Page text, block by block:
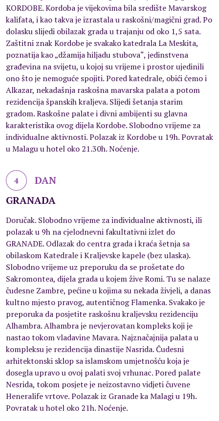
KORDOBE. Kordoba je vijekovima bila središte Mavarskog
kalifata, i kao takva je izrastala u raskošni/magični grad. Po
dolasku slijedi obilazak grada u trajanju od oko 1,5 sata.
Zaštitni znak Kordobe je svakako katedrala La Meskita,
poznatija kao „džamija hiljadu stubova“, jedinstvena
građevina na svijetu, u kojoj su vrijeme i prostor ujedinili
ono što je nemoguće spojiti. Pored katedrale, obići ćemo i
Alkazar, nekadašnja raskošna mavarska palata a potom
rezidencija španskih kraljeva. Slijedi šetanja starim
gradom. Raskošne palate i divni ambijenti su glavna
karakteristika ovog dijela Kordobe. Slobodno vrijeme za
individualne aktivnosti. Polazak iz Kordobe u 19h. Povratak
u Malagu u hotel oko 21.30h. Noćenje.
4
DAN
GRANADA
Doručak. Slobodno vrijeme za individualne aktivnosti, ili
polazak u 9h na cjelodnevni fakultativni izlet do
GRANADE. Odlazak do centra grada i kraća šetnja sa
obilaskom Katedrale i Kraljevske kapele (bez ulaska).
Slobodno vrijeme uz preporuku da se prošetate do
Sakromontea, dijela grada u kojem žive Romi. Tu se nalaze
čudesne Zambre, pećine u kojima su nekada živjeli, a danas
kultno mjesto pravog, autentičnog Flamenka. Svakako je
preporuka da posjetite raskošnu kraljevsku rezidenciju
Alhambra. Alhambra je nevjerovatan kompleks koji je
nastao tokom vladavine Mavara. Najznačajnija palata u
kompleksu je rezidencija dinastije Nasrida. Čudesni
arhitektonski sklop sa islamskom umjetnošću koja je
dosegla upravo u ovoj palati svoj vrhunac. Pored palate
Nesrida, tokom posjete je neizostavno vidjeti čuvene
Heneralife vrtove. Polazak iz Granade ka Malagi u 19h.
Povratak u hotel oko 21h. Noćenje.